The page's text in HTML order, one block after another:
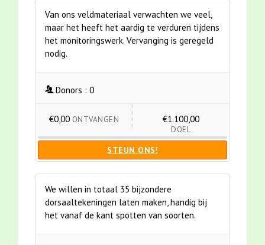
Van ons veldmateriaal verwachten we veel,
maar het heeft het aardig te verduren tijdens
het monitoringswerk. Vervanging is geregeld
nodig.
Donors : 0
€0,00 ONTVANGEN €1.100,00
DOEL
STEUN ONS!
We willen in totaal 35 bijzondere
dorsaaltekeningen laten maken, handig bij
het vanaf de kant spotten van soorten.